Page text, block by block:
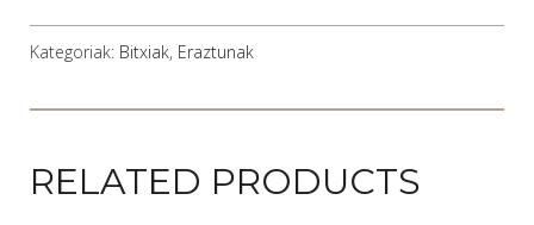
Kategoriak: Bitxiak, Eraztunak
RELATED PRODUCTS